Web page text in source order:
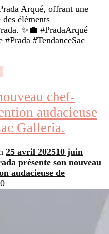
Arqué, offrant une
éléments
✨💼 #PradaArqué
#TendanceSac
chef-
audacieuse
Galleria.
25 avril 202510 juin
présente son nouveau
audacieuse de
0